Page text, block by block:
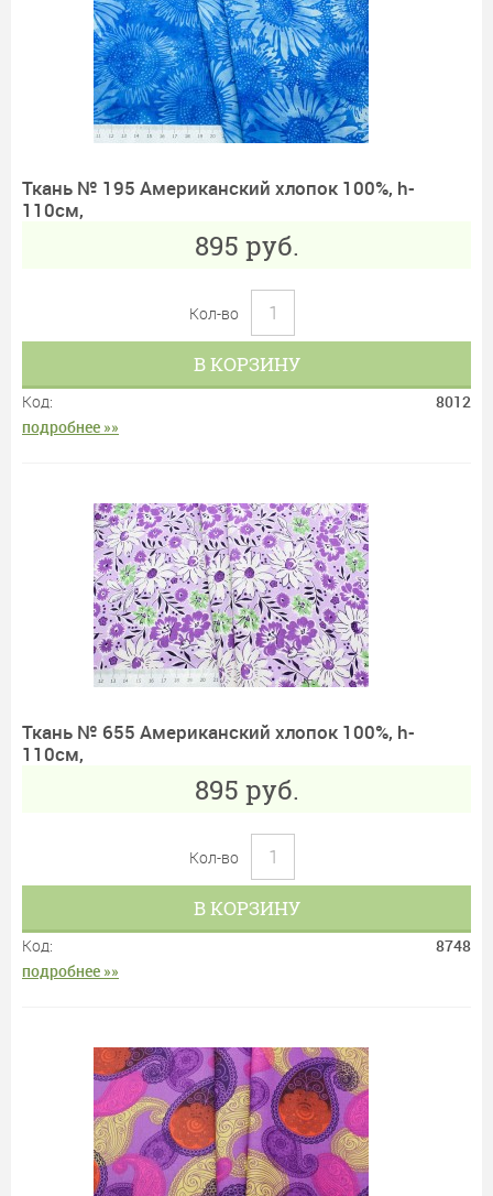
Ткань № 195 Американский хлопок 100%, h-
110см,
895 руб.
Кол-во
В КОРЗИНУ
Код:
8012
подробнее »»
Ткань № 655 Американский хлопок 100%, h-
110см,
895 руб.
Кол-во
В КОРЗИНУ
Код:
8748
подробнее »»